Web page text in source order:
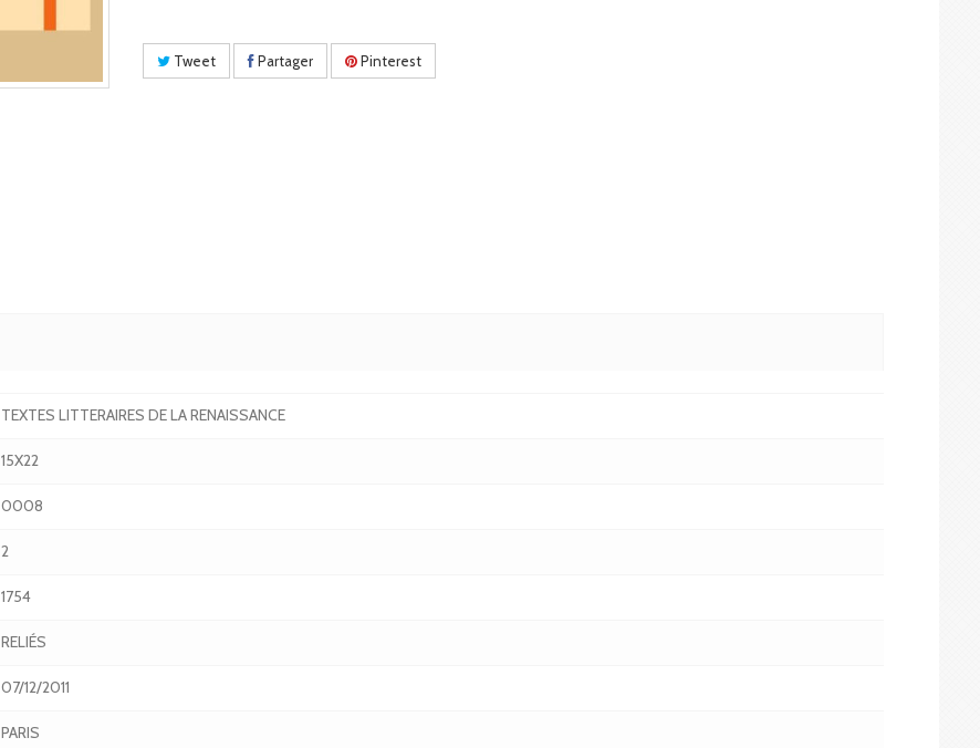
Tweet Partager Pinterest
TEXTES LITTERAIRES DE LA RENAISSANCE
15X22
0008
2
1754
RELIÉS
07/12/2011
PARIS